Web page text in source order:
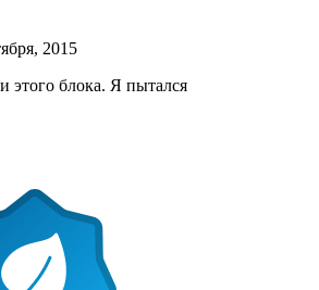
2015
этого блока. Я пытался